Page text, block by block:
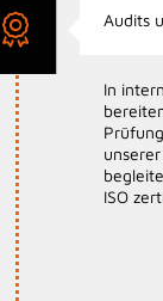
Audits
In
ISO